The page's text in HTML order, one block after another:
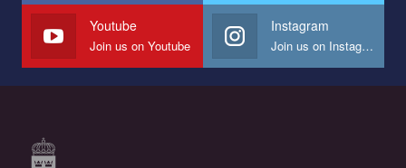
СОГИ в Украине.
Все, что вам нужно сделать - это зайти на наш канал YouTube
Youtube
Join us on Youtube
Instagram
Join us on Instagram